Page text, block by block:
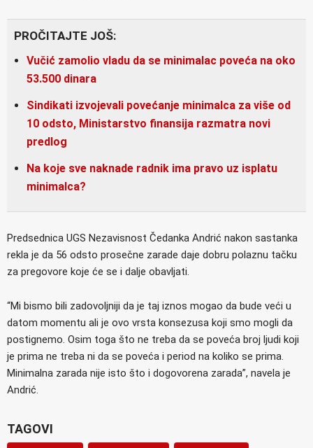
PROČITAJTE JOŠ:
Vučić zamolio vladu da se minimalac poveća na oko
53.500 dinara
Sindikati izvojevali povećanje minimalca za više od
10 odsto, Ministarstvo finansija razmatra novi
predlog
Na koje sve naknade radnik ima pravo uz isplatu
minimalca?
Predsednica UGS Nezavisnost Čedanka Andrić nakon sastanka
rekla je da 56 odsto prosečne zarade daje dobru polaznu tačku
za pregovore koje će se i dalje obavljati.
“Mi bismo bili zadovoljniji da je taj iznos mogao da bude veći u
datom momentu ali je ovo vrsta konsezusa koji smo mogli da
postignemo. Osim toga što ne treba da se poveća broj ljudi koji
je prima ne treba ni da se poveća i period na koliko se prima.
Minimalna zarada nije isto što i dogovorena zarada”, navela je
Andrić.
TAGOVI